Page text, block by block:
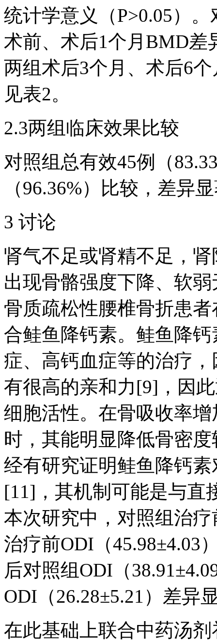
统计学意义（P>0.05）
术前、术后1个月BMD差
两组术后3个月、术后6
见表2。
2.3两组临床效果比较
对照组总有效45例（
（96.36%）比较，差异
3 讨论
肾气不足或肾精不足，
出现骨骼强度下降、软
骨质疏松性腰椎骨折患
合鲑鱼降钙素。鲑鱼降
症、高钙血症等的治疗
有很高的亲和力[9]，因
细胞活性。在骨吸收率
时，其能明显降低骨密
经有研究证明鲑鱼降钙
[11]，其机制可能是与直
本次研究中，对照组治
治疗前ODI（45.98±4.03
后对照组ODI（
ODI（26.28±5.21）差异
在此基础上联合中药汤